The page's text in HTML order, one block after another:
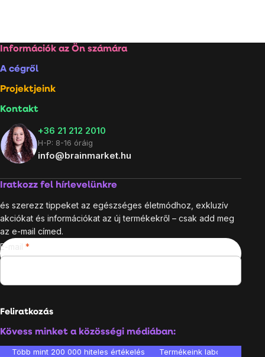
elemei
Lábléc
Információk az Ön számára
A cégről
Projektjeink
Kontakt
+36 21 212 2010
H-P: 8-16 óráig
info@brainmarket.hu
Iratkozz fel hírlevelünkre
és szerezz tippeket az egészséges életmódhoz, exkluzív
akciókat és információkat az új termékekről – csak add meg
az e-mail címed.
E-mail
Feliratkozás
Kövess minket a közösségi médiában:
Több mint 200 000 hiteles értékelés Termékeink